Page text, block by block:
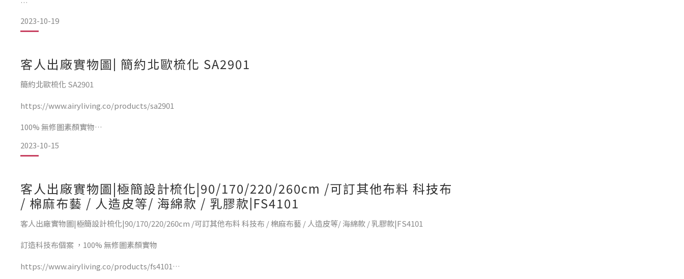
2023-10-19
客人出廠實物圖| 簡約北歐梳化 SA2901
簡約北歐梳化 SA2901
https://www.airyliving.co/products/sa2901
100% 無修圖素顏實物
2023-10-15
客人出廠實物圖|極簡設計梳化|90/170/220/260cm /可訂其他布料 科技布
/ 棉麻布藝 / 人造皮等/ 海綿款 / 乳膠款|FS4101
客人出廠實物圖|極簡設計梳化|90/170/220/260cm /可訂其他布料 科技布 / 棉麻布藝 / 人造皮等/ 海綿款 / 乳膠款|FS4101
訂造科技布個案 ，100% 無修圖素顏實物
https://www.airyliving.co/products/fs4101